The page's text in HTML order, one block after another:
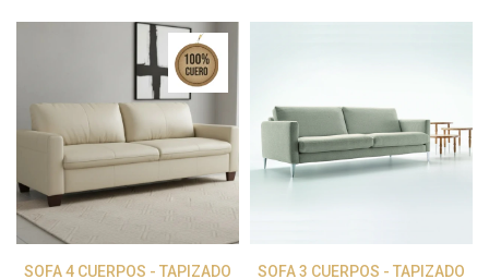
SOFA 4 CUERPOS - TAPIZADO
SOFA 3 CUERPOS - TAPIZADO